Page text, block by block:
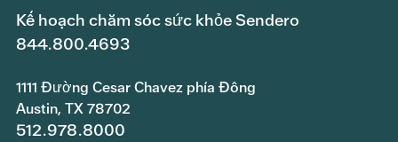
Kế hoạch chăm sóc sức khỏe Sendero
844.800.4693
1111 Đường Cesar Chavez phía Đông
Austin, TX 78702
512.978.8000